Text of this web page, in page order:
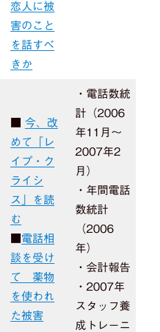
恋人に被
害のこと
を話すべ
きか
■今、改
めて「レ
イプ・ク
ライシ
ス」を読
む
電話相
談を受け
て 薬物
を使われ
た被害
・電話数統
計（2006
年11月～
2007年2
月）
・年間電話
数統計
（2006
年）
・会計報告
・2007年
スタッフ養
成トレーニ